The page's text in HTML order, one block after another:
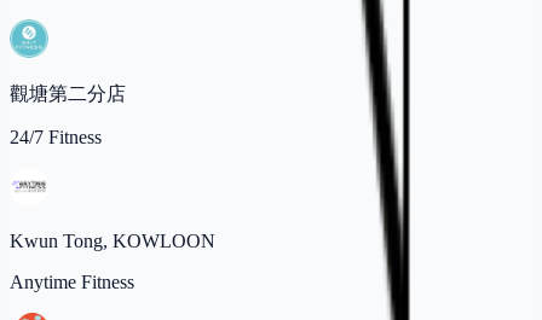
觀塘第二分店
24/7 Fitness
Kwun Tong, KOWLOON
Anytime Fitness